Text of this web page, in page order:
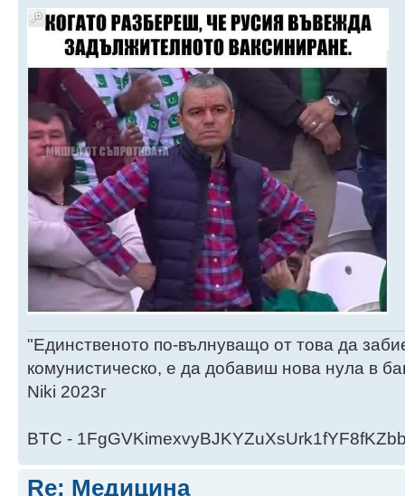
"Единственото по-вълнуващо от това да
комунистическо, е да добавиш нова нула в
Niki 2023г
BTC -
Re: Медицина